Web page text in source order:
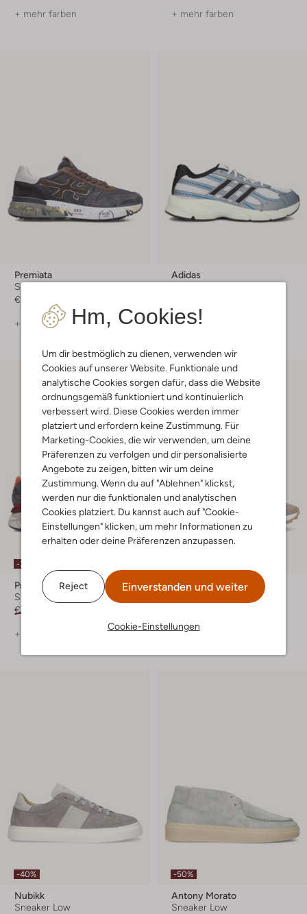
Hm, Cookies!
Um dir bestmöglich zu dienen, verwenden wir
Cookies auf unserer Website. Funktionale und
analytische Cookies sorgen dafür, dass die Website
ordnungsgemäß funktioniert und kontinuierlich
verbessert wird. Diese Cookies werden immer
platziert und erfordern keine Zustimmung. Für
Marketing-Cookies, die wir verwenden, um deine
Präferenzen zu verfolgen und dir personalisierte
Angebote zu zeigen, bitten wir um deine
Zustimmung. Wenn du auf "Ablehnen" klickst,
werden nur die funktionalen und analytischen
Cookies platziert. Du kannst auch auf "Cookie-
Einstellungen" klicken, um mehr Informationen zu
erhalten oder deine Präferenzen anzupassen.
Reject Einverstanden und weiter
Cookie-Einstellungen
+ mehr farben + mehr farben
Premiata
Sneaker Low
€ 279,99
+ mehr farben
Adidas
+ mehr farben
-30%
Premiata
Sneaker Low
€ 279,99
+ mehr farben
Stefano Lauran
-40%
Nubikk
Sneaker Low
-50%
Antony Morato
Sneaker Low